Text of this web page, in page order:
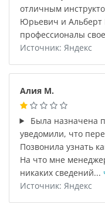
отличным
Юрьевич и Альберт
профессионалы
Источник: Яндекс
Алия М.
Была назначена
уведомили, что
Позвонила узнать
На что мне
никаких сведений...
Источник: Яндекс